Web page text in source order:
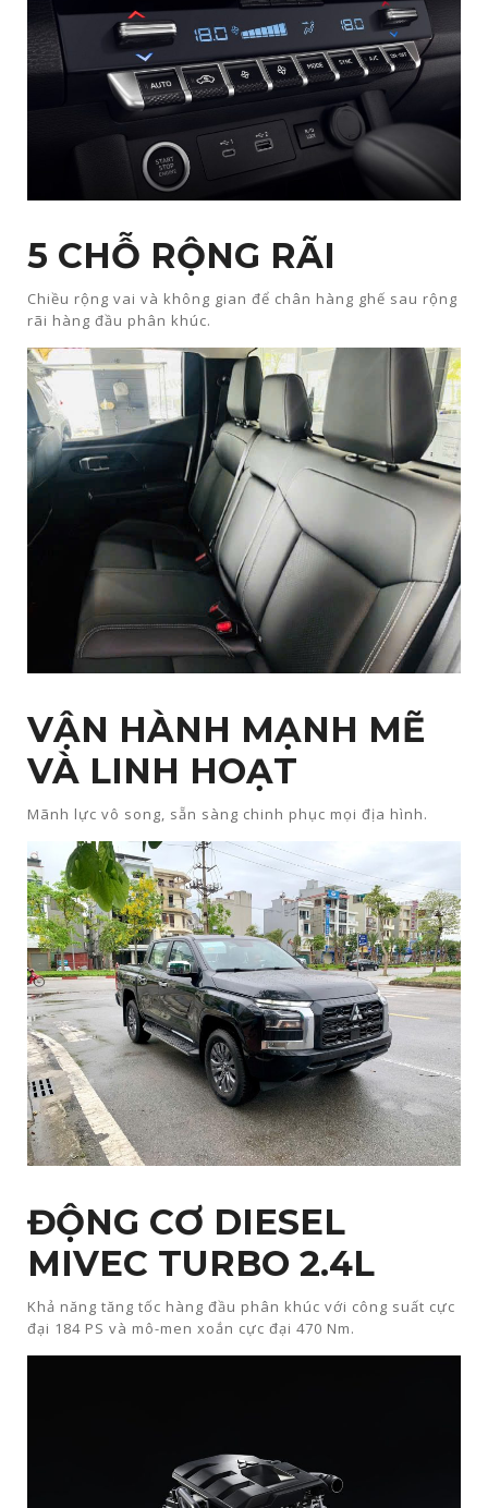
5 CHỖ RỘNG RÃI​
Chiều rộng vai và không gian để chân hàng ghế sau rộng
rãi hàng đầu phân khúc.​
VẬN HÀNH MẠNH MẼ
VÀ LINH HOẠT​
Mãnh lực vô song, sẵn sàng chinh phục mọi địa hình.​
ĐỘNG CƠ DIESEL
MIVEC TURBO 2.4L​
Khả năng tăng tốc hàng đầu phân khúc với công suất cực
đại 184 PS và mô-men xoắn cực đại 470 Nm.​